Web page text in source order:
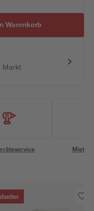
Warenkorb
Markt